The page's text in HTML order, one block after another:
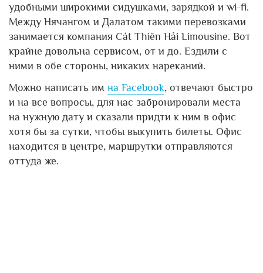
удобными широкими сидушками, зарядкой и wi-fi.
Между Нячангом и Далатом такими перевозками
занимается компания Cát Thiên Hải Limousine. Вот
крайне довольна сервисом, от и до. Ездили с
ними в обе стороны, никаких нареканий.
Можно написать им на Facebook, отвечают быстро
и на все вопросы, для нас забронировали места
на нужную дату и сказали придти к ним в офис
хотя бы за сутки, чтобы выкупить билеты. Офис
находится в центре, маршрутки отправляются
оттуда же.